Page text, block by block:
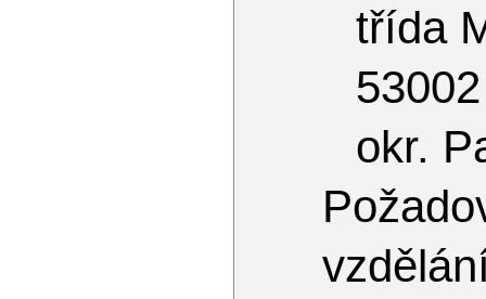
třída
okr.